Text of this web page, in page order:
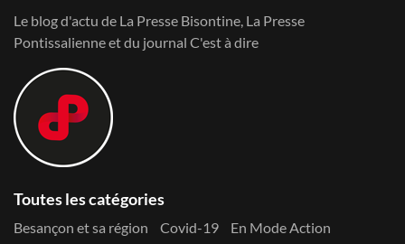
Le blog d'actu de La Presse Bisontine, La Presse
Pontissalienne et du journal C'est à dire
Toutes les catégories
Besançon et sa région Covid-19
En Mode Action